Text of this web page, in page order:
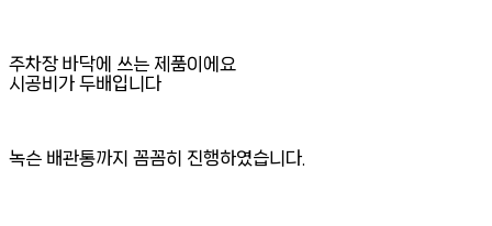
주차장 바닥에 쓰는 제품이에요
시공비가 두배입니다
녹슨 배관통까지 꼼꼼히 진행하였습니다.